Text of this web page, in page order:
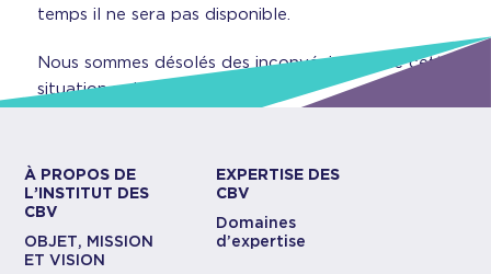
temps il ne sera pas disponible.
Nous sommes désolés des inconvénients que cette
situation puisse occasionner.
À PROPOS DE
L’INSTITUT DES
CBV
OBJET, MISSION
ET VISION
EXPERTISE DES
CBV
Domaines
d’expertise